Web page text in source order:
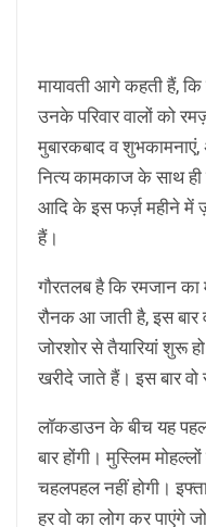
मायावती आगे कहती हैं,
उनके परिवार वालों को
मुबारकबाद व
नित्य कामकाज के साथ
आदि के इस फर्ज़ महीने में
हैं।
गाैरतलब है कि रमजान
रौनक आ जाती है, इस बार
जोरशोर से तैयारियां शुरू
खरीदे जाते हैं। इस बार वो
लॉकडाउन के बीच यह
बार होंगी। मुस्लिम
चहलपहल नहीं होगी।
हर वो का लोग कर पाएंगे